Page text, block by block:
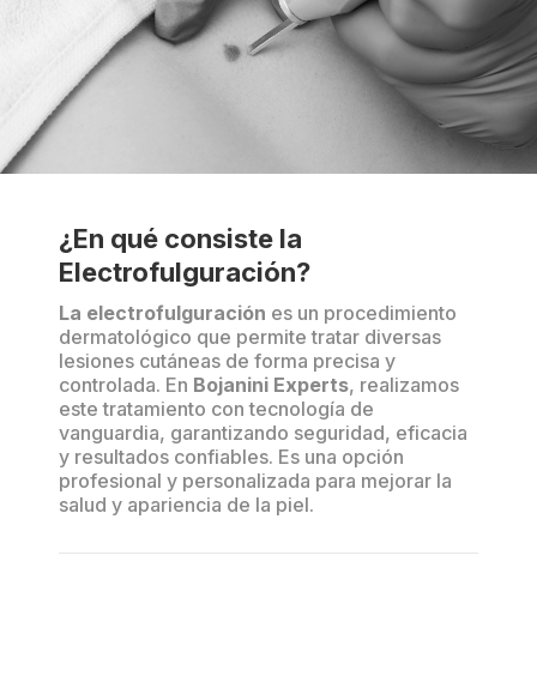
¿En qué consiste la
Electrofulguración?
La electrofulguración es un procedimiento
dermatológico que permite tratar diversas
lesiones cutáneas de forma precisa y
controlada. En Bojanini Experts, realizamos
este tratamiento con tecnología de
vanguardia, garantizando seguridad, eficacia
y resultados confiables. Es una opción
profesional y personalizada para mejorar la
salud y apariencia de la piel.